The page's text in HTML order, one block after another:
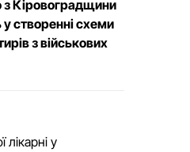
з Кіровоградщини
створенні схеми
з військових
лікарні у